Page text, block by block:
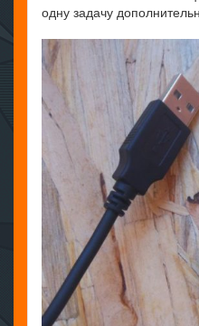
одну задачу